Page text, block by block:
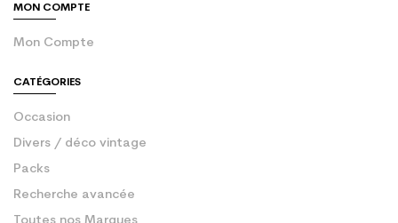
MON COMPTE
Mon Compte
CATÉGORIES
Occasion
Divers / déco vintage
Packs
Recherche avancée